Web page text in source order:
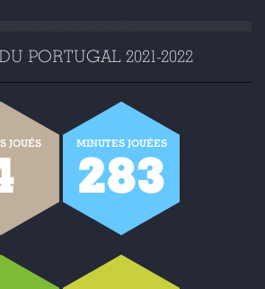
PORTUGAL 2021-2022
JOUÉS MINUTES JOUÉES
283